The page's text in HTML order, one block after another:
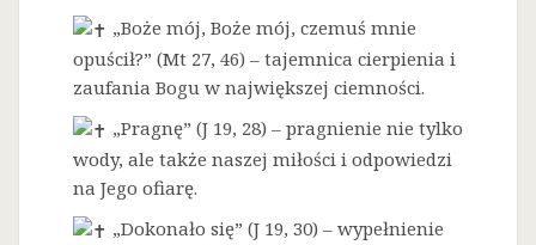
„Boże mój, Boże mój, czemuś mnie
opuścił?” (Mt 27, 46) – tajemnica cierpienia i
zaufania Bogu w największej ciemności.
„Pragnę” (J 19, 28) – pragnienie nie tylko
wody, ale także naszej miłości i odpowiedzi
na Jego ofiarę.
„Dokonało się” (J 19, 30) – wypełnienie